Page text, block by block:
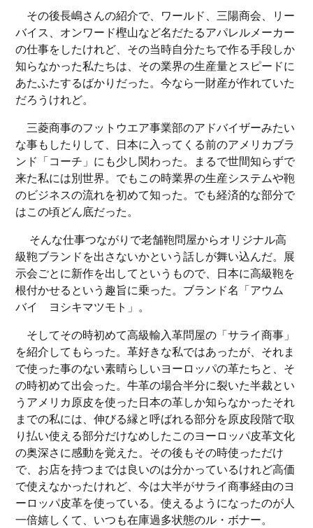
その後長嶋さんの紹介で、ワールド、三陽商会、リー
バイス、オンワード樫山など名だたるアパレルメーカー
の仕事をしたけれど、その当時自分たちで作る手段しか
知らなかった私たちは、その業界の生産量とスピードに
あたふたするばかりだった。今なら一財産が作れていた
だろうけれど。
三菱商事のフットウエア事業部のアドバイザーみたい
な事もしたりして、日本に入ってくる前のアメリカブラ
ンド「コーチ」にも少し関わった。まるで世間知らずで
来た私には別世界。でもこの時業界の生産システムや鞄
のビジネスの流れを初めて知った。でも経済的な部分で
はこの頃どん底だった。
そんな仕事つながりで老舗鞄問屋からオリジナル高
級鞄ブランドを出さないかという話しが舞い込んだ。展
示会ごとに新作を出してというもので、日本に高級鞄を
根付かせるという趣旨に乗った。ブランド名「アウム
バイ ヨシキマツモト」。
そしてその時初めて高級輸入革問屋の「サライ商事」
を紹介してもらった。革好きな私ではあったが、それま
で使った事のない素晴らしいヨーロッパの革たちと、そ
の時初めて出会った。牛革の場合半分に裂いた半裁とい
うアメリカ原皮を使った日本の革しか知らなかったそれ
までの私には、伸びる縁と呼ばれる部分を原皮段階で取
り払い使える部分だけなめしたこのヨーロッパ皮革文化
の奥深さに感動を覚えた。その後もその時使っただけ
で、お店を持つまでは良いのは分かっているけれど高価
で使えなかったけれど、今は大半がサライ商事経由のヨ
ーロッパ皮革を使っている。使えるようになったのが人
一倍嬉しくて、いつも在庫過多状態のル・ボナー。